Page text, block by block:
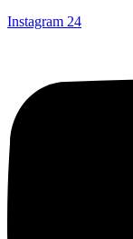
Instagram 24